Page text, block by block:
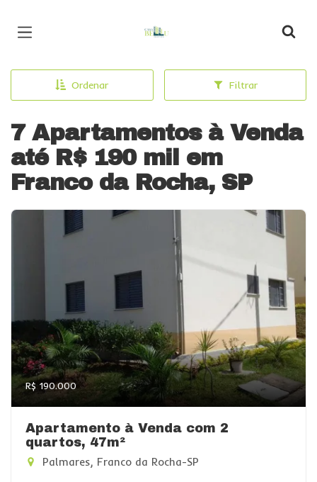
Ordenar Filtrar
7 Apartamentos à Venda
até R$ 190 mil em
Franco da Rocha, SP
R$ 190.000
Apartamento à Venda com 2
quartos, 47m²
Palmares, Franco da Rocha-SP